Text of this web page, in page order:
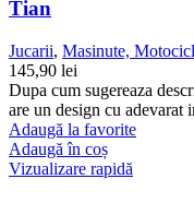
Tian
Jucarii, Masinute,
145,90 lei
Dupa cum sugereaza
are un design cu adevarat
Adaugă la favorite
Adaugă în coș
Vizualizare rapidă